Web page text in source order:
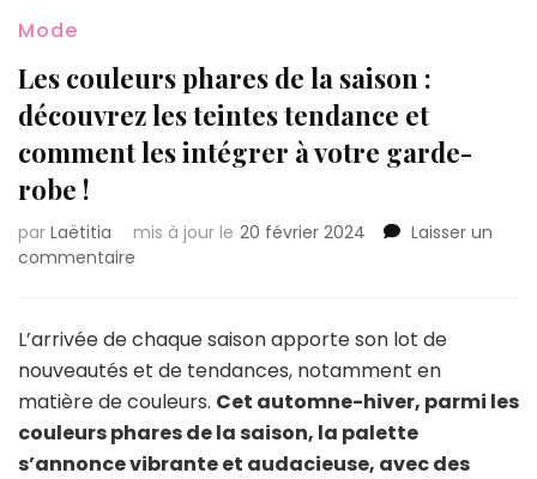
Mode
Les couleurs phares de la saison :
découvrez les teintes tendance et
comment les intégrer à votre garde-
robe !
par Laëtitia mis à jour le 20 février 2024
Laisser un
commentaire
phares
la
saison
:
découvrez
L’arrivée de chaque saison apporte son lot de
nouveautés et de tendances, notamment en
matière de couleurs. Cet automne-hiver, parmi les
couleurs phares de la saison, la palette
s’annonce vibrante et audacieuse, avec des